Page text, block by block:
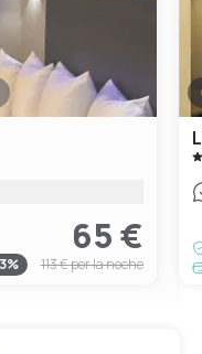
65 €
% 113 €por la noche